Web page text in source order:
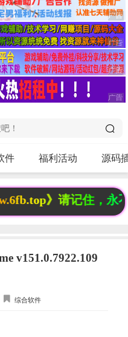
件 福利活动 源码
》请记住，永不
v151.0.7922.109
综合软件